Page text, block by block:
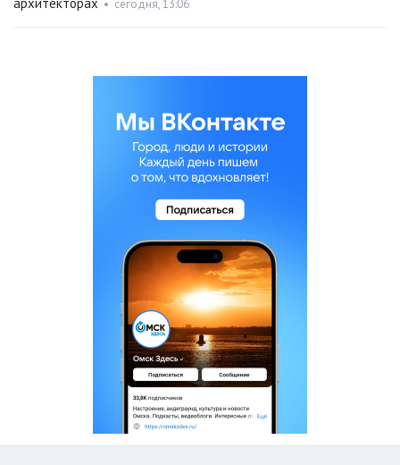
архитекторах • сегодня, 13:06